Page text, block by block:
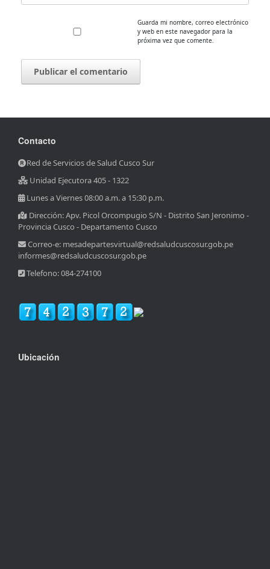
Guarda mi nombre, correo electrónico
y web en este navegador para la
próxima vez que comente.
Contacto
Red de Servicios de Salud Cusco Sur
Unidad Ejecutora 405 - 1322
Lunes a Viernes 08:00 a.m. a 15:30 p.m.
Dirección: Apv. Picol Orcompugio S/N - Distrito San Jeronimo -
Provincia Cusco - Departamento Cusco
Correo-e: mesadepartesvirtual@redsaludcuscosur.gob.pe
informes@redsaludcuscosur.gob.pe
Telefono: 084-274100
Ubicación